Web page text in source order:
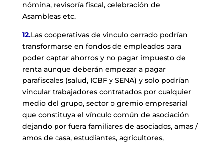
nómina, revisoría fiscal, celebración de
Asambleas etc.
12.Las cooperativas de vinculo cerrado podrían
transformarse en fondos de empleados para
poder captar ahorros y no pagar impuesto de
renta aunque deberán empezar a pagar
parafiscales (salud, ICBF y SENA) y solo podrían
vincular trabajadores contratados por cualquier
medio del grupo, sector o gremio empresarial
que constituya el vínculo común de asociación
dejando por fuera familiares de asociados, amas /
amos de casa, estudiantes, agricultores,